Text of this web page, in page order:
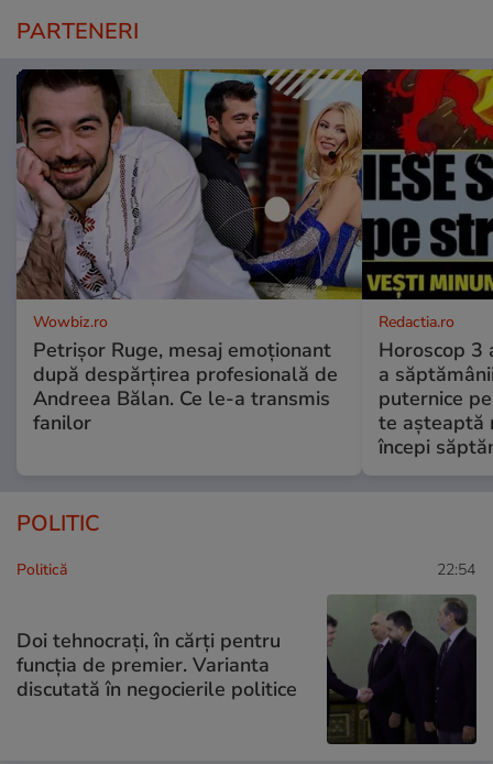
PARTENERI
Wowbiz.ro
Petrișor Ruge, mesaj emoționant
după despărțirea profesională de
Andreea Bălan. Ce le-a transmis
fanilor
Redactia.ro
Horoscop 3
a
puternice
te așteaptă
începi
POLITIC
Politică 22:54
Doi tehnocrați, în cărți pentru
funcția de premier. Varianta
discutată în negocierile politice